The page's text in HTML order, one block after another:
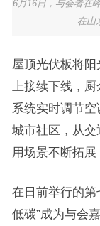
6月16日，与会者在
在山
屋顶光伏板将
上接续下线，
系统实时调节
城市社区，从
用场景不断拓展
在日前举行的第
低碳”成为与会